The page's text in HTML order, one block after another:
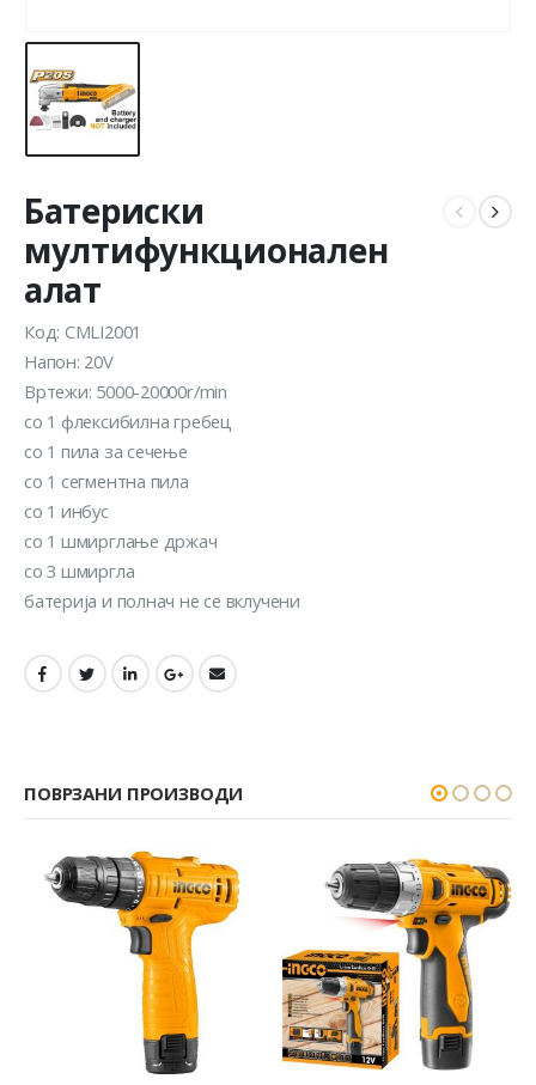
Батериски
мултифункционален
алат
Код: CMLI2001
Напон: 20V
Вртежи: 5000-20000r/min
со 1 флексибилна гребец
со 1 пила за сечење
со 1 сегментна пила
со 1 инбус
со 1 шмирглање држач
со 3 шмиргла
батерија и полнач не се вклучени
ПОВРЗАНИ ПРОИЗВОДИ